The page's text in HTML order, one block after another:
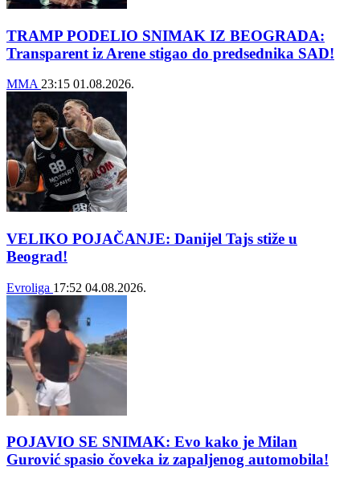
TRAMP PODELIO SNIMAK IZ BEOGRADA:
Transparent iz Arene stigao do predsednika SAD!
MMA 23:15 01.08.2026.
VELIKO POJAČANJE: Danijel Tajs stiže u
Beograd!
Evroliga 17:52 04.08.2026.
POJAVIO SE SNIMAK: Evo kako je Milan
Gurović spasio čoveka iz zapaljenog automobila!